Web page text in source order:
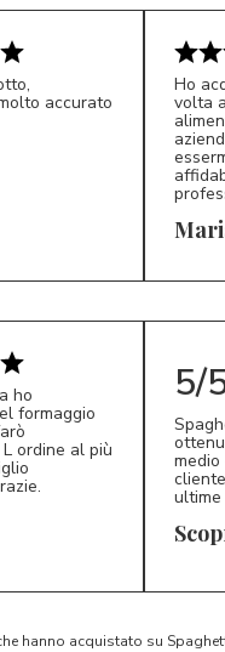
accurato
MC
Ho
volta
ho
formaggio
ordine al più
5/
ultime
hanno acquistato su